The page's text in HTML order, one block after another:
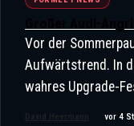
Vor der
Aufwärtstrend. In
wahres Upgrade-
David Heermann vor 4